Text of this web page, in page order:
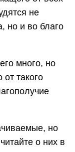
не
но и во благо
много, но
такого
но
о них в